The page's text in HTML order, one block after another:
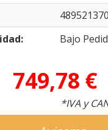
Bajo
749,78 €
*IVA y